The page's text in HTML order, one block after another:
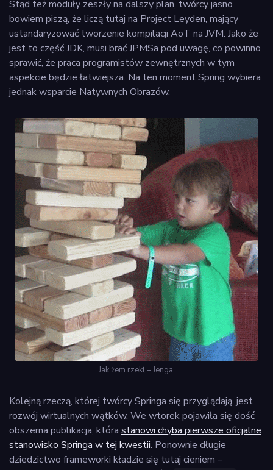
Stąd też moduły zeszły na dalszy plan, twórcy jasno
bowiem piszą, że liczą tutaj na Project Leyden, mający
ustandaryzować tworzenie kompilacji AoT na JVM. Jako że
jest to część JDK, musi brać JPMSa pod uwagę, co powinno
sprawić, że praca programistów zewnętrznych w tym
aspekcie będzie łatwiejsza. Na ten moment Spring wybiera
jednak wsparcie Natywnych Obrazów.
Jak żem rzekł – Jenga.
Kolejną rzeczą, której twórcy Springa się przyglądają, jest
rozwój wirtualnych wątków. We wtorek pojawiła się dość
obszerna publikacja, która stanowi chyba pierwsze oficjalne
stanowisko Springa w tej kwestii. Ponownie długie
dziedzictwo frameworki kładzie się tutaj cieniem –